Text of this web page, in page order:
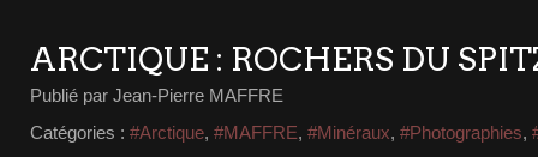
ARCTIQUE : ROCHERS DU
Publié par Jean-Pierre MAFFRE
Catégories : #Arctique, #MAFFRE, #Minéraux, #Photographies,